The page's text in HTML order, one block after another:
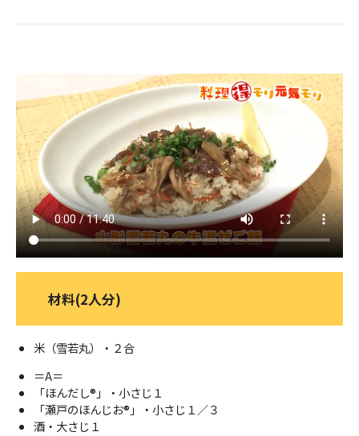
試写会・プレゼント
Present
ＹＢＣオンデマンド
やまがた情熱市場
材料(2人分)
米（雪若丸）・２合
＝A＝
「ほんだし®」・小さじ１
「瀬戸のほんじお®」・小さじ１／３
酒・大さじ１